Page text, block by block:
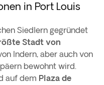
in Port Louis
Siedlern gegründet
Stadt von
Indern, aber auch von
bewohnt wird.
auf dem Plaza de